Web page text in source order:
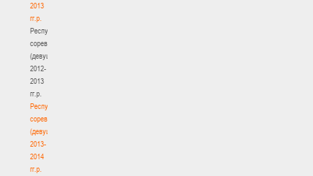
2013
гг.р.
Республиканские
соревнования
(девушки)
2012-
2013
гг.р.
Республиканские
соревнования
(девушки)
2013-
2014
гг.р.